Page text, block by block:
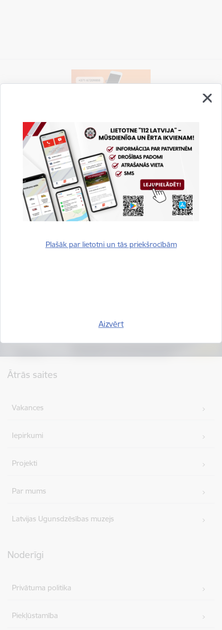
Plašāk par lietotni un tās priekšrocībām
Aizvērt
Vai šī informācija bija noderīga?
Sniegt atsauksmi
Esi pirmais, kurš uzzina!
Ātrās saites
Vakances
Iepirkumi
Projekti
Par mums
Latvijas Ugunsdzēsības muzejs
Noderīgi
Privātuma politika
Piekļūstamība